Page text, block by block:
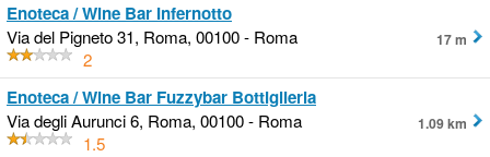
Enoteca / Wine Bar Infernotto
Via del Pigneto 31, Roma, 00100 - Roma
2
17 m
Enoteca / Wine Bar Fuzzybar Bottiglieria
Via degli Aurunci 6, Roma, 00100 - Roma
1.5
1.09 km